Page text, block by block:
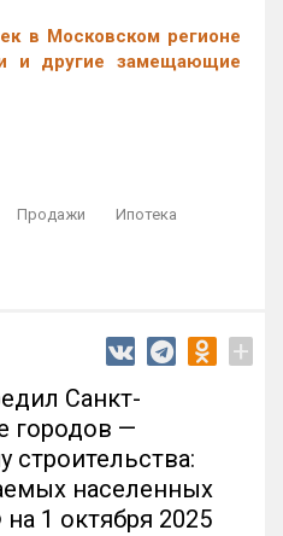
в Московском регионе
и другие замещающие
Продажи
Ипотека
+
Санкт-
городов —
строительства:
населенных
1 октября 2025